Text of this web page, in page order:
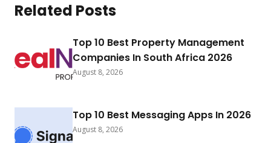
Related Posts
Top 10 Best Property Management
Companies In South Africa 2026
August 8, 2026
Top 10 Best Messaging Apps In 2026
August 8, 2026